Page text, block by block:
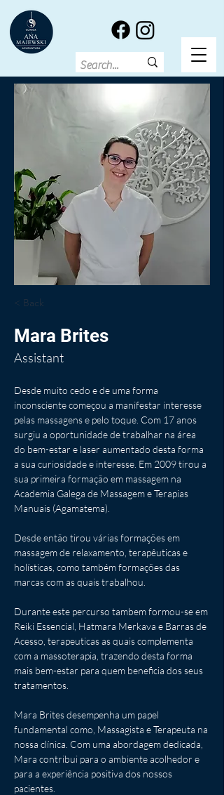
< Back
Mara Brites
Assistant
Desde muito cedo e de uma forma
inconsciente começou a manifestar interesse
pelas massagens e pelo toque. Com 17 anos
surgiu a oportunidade de trabalhar na área
do bem-estar e laser aumentado desta forma
a sua curiosidade e interesse. Em 2009 tirou a
sua primeira formação em massagem na
Academia Galega de Massagem e Terapias
Manuais (Agamatema).
Desde então tirou várias formações em
massagem de relaxamento, terapêuticas e
holísticas, como também formações das
marcas com as quais trabalhou.
Durante este percurso tambem formou-se em
Reiki Essencial, Hatmara Merkava e Barras de
Acesso, terapeuticas as quais complementa
com a massoterapia, trazendo desta forma
mais bem-estar para quem beneficia dos seus
tratamentos.
Mara Brites desempenha um papel
fundamental como, Massagista e Terapeuta na
nossa clínica. Com uma abordagem dedicada,
Mara contribui para o ambiente acolhedor e
para a experiência positiva dos nossos
pacientes.